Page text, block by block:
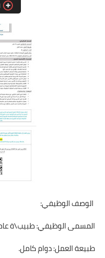
الوصف الوظيفي:
المسمى الوظيفي: طبيب\ة
طبيعة العمل: دوام كامل.